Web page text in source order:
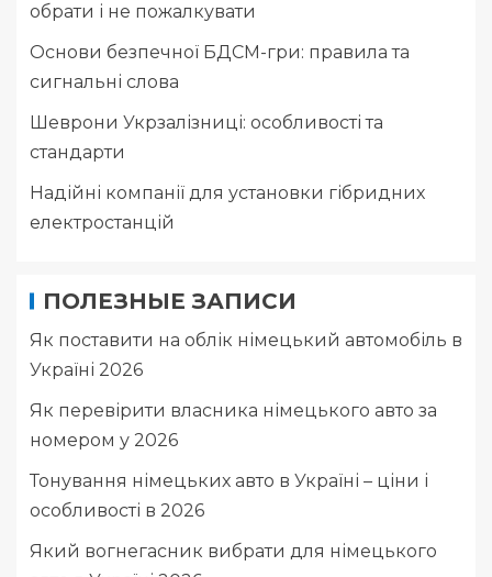
обрати і не пожалкувати
Основи безпечної БДСМ-гри: правила та
сигнальні слова
Шеврони Укрзалізниці: особливості та
стандарти
Надійні компанії для установки гібридних
електростанцій
ПОЛЕЗНЫЕ ЗАПИСИ
Як поставити на облік німецький автомобіль в
Україні 2026
Як перевірити власника німецького авто за
номером у 2026
Тонування німецьких авто в Україні – ціни і
особливості в 2026
Який вогнегасник вибрати для німецького